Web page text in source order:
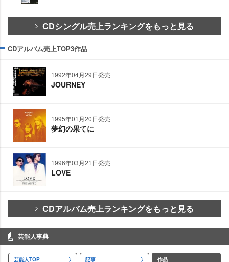
CDシングル売上ランキングをもっと見る
CDアルバム売上TOP3作品
1992年04月29日発売
JOURNEY
1995年01月20日発売
夢幻の果てに
1996年03月21日発売
LOVE
CDアルバム売上ランキングをもっと見る
芸能人事典
芸能人TOP 記事 作品